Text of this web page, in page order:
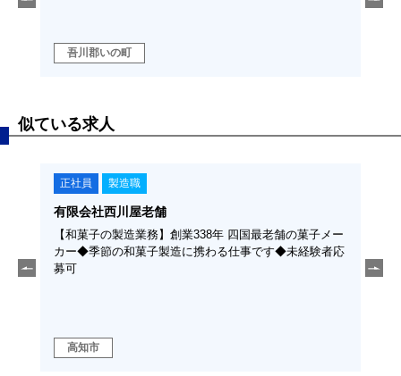
ン
吾川郡いの町
似ている求人
正社員 製造職
有限会社西川屋老舗
【和菓子の製造業務】創業338年 四国最老舗の菓子メー
カー◆季節の和菓子製造に携わる仕事です◆未経験者応
募可
高知市
機械